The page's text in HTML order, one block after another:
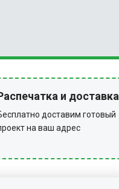
и доставка
доставим готовый
на ваш адрес